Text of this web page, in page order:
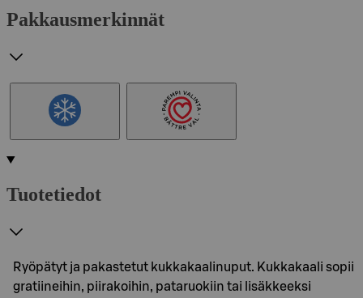
Pakkausmerkinnät
Tuotetiedot
Ryöpätyt ja pakastetut kukkakaalinuput. Kukkakaali sopii
gratiineihin, piirakoihin, pataruokiin tai lisäkkeeksi